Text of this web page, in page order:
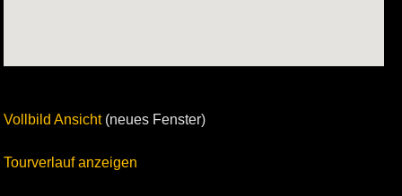
Vollbild Ansicht(neues Fenster)
Tourverlauf anzeigen